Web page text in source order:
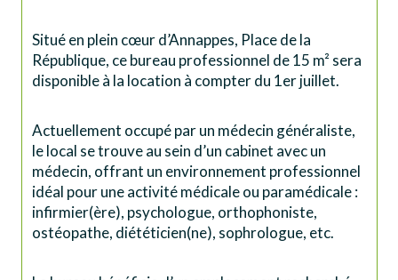
Situé en plein cœur d’Annappes, Place de la
République, ce bureau professionnel de 15 m² sera
disponible à la location à compter du 1er juillet.
Actuellement occupé par un médecin généraliste,
le local se trouve au sein d’un cabinet avec un
médecin, offrant un environnement professionnel
idéal pour une activité médicale ou paramédicale :
infirmier(ère), psychologue, orthophoniste,
ostéopathe, diététicien(ne), sophrologue, etc.